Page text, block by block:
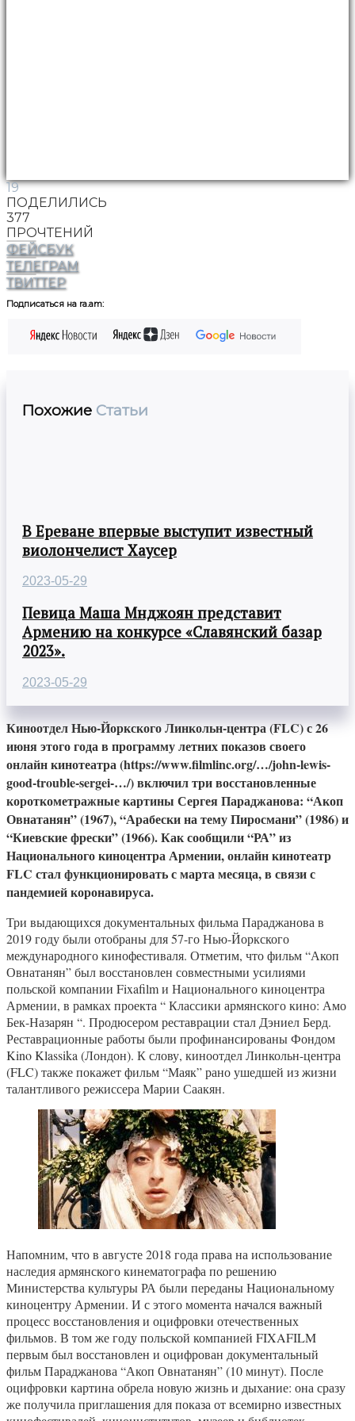
19
ПОДЕЛИЛИСЬ
377
ПРОЧТЕНИЙ
ФЕЙСБУК
ТЕЛЕГРАМ
ТВИТТЕР
Подписаться на ra.am:
Похожие Статьи
В Ереване впервые выступит известный
виолончелист Хаусер
2023-05-29
Певица Маша Мнджоян представит
Армению на конкурсе «Славянский базар
2023».
2023-05-29
Киноотдел Нью-Йоркского Линкольн-центра (FLC) с 26
июня этого года в программу летних показов своего
онлайн кинотеатра (https://www.filmlinc.org/…/john-lewis-
good-trouble-sergei-…/) включил три восстановленные
короткометражные картины Сергея Параджанова: “Акоп
Овнатанян” (1967), “Арабески на тему Пиросмани” (1986) и
“Киевские фрески” (1966). Как сообщили “РА” из
Национального киноцентра Армении, онлайн кинотеатр
FLC стал функционировать с марта месяца, в связи с
пандемией коронавируса.
Три выдающихся документальных фильма Параджанова в
2019 году были отобраны для 57-го Нью-Йоркского
международного кинофестиваля. Отметим, что фильм “Акоп
Овнатанян” был восстановлен совместными усилиями
польской компании Fixafilm и Национального киноцентра
Армении, в рамках проекта “ Классики армянского кино: Амо
Бек-Назарян “. Продюсером реставрации стал Дэниел Берд.
Реставрационные работы были профинансированы Фондом
Kino Klassika (Лондон). К слову, киноотдел Линкольн-центра
(FLC) также покажет фильм “Маяк” рано ушедшей из жизни
талантливого режиссера Марии Саакян.
Напомним, что в августе 2018 года права на использование
наследия армянского кинематографа по решению
Министерства культуры РА были переданы Национальному
киноцентру Армении. И с этого момента начался важный
процесс восстановления и оцифровки отечественных
фильмов. В том же году польской компанией FIXAFILM
первым был восстановлен и оцифрован документальный
фильм Параджанова “Акоп Овнатанян” (10 минут). После
оцифровки картина обрела новую жизнь и дыхание: она сразу
же получила приглашения для показа от всемирно известных